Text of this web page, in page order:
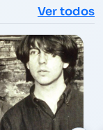
Ver todos